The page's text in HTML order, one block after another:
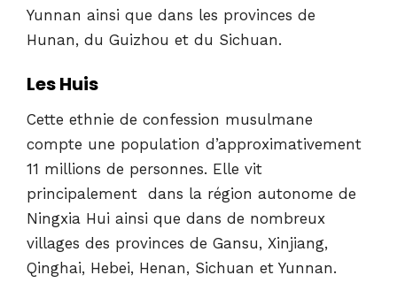
Yunnan ainsi que dans les provinces de
Hunan, du Guizhou et du Sichuan.
Les Huis
Cette ethnie de confession musulmane
compte une population d’approximativement
11 millions de personnes. Elle vit
principalement dans la région autonome de
Ningxia Hui ainsi que dans de nombreux
villages des provinces de Gansu, Xinjiang,
Qinghai, Hebei, Henan, Sichuan et Yunnan.